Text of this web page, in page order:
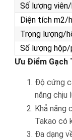
Số lượng
Diện tích m2/
Trọng lượng/
Số lượng
Ưu Điểm Gạch
Độ cứng
năng chịu
Khả năng
Takao có
Đa dạng